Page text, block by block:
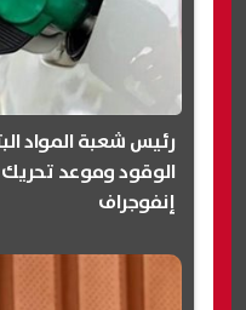
رئيس شعبة المواد
الوقود وموعد تحريك
إنفوجراف